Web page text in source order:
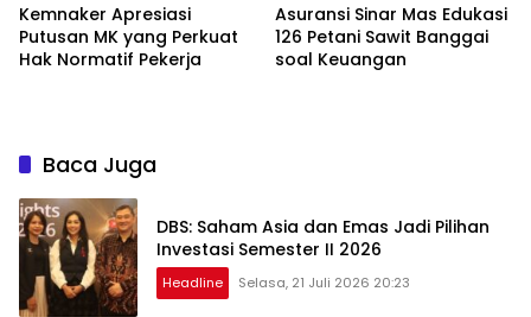
Kemnaker Apresiasi
Putusan MK yang Perkuat
Hak Normatif Pekerja
Asuransi Sinar Mas Edukasi
126 Petani Sawit Banggai
soal Keuangan
Baca Juga
DBS: Saham Asia dan Emas Jadi Pilihan
Investasi Semester II 2026
Headline Selasa, 21 Juli 2026 20:23